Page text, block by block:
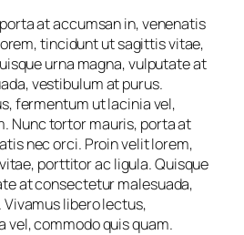
at accumsan in, venenatis
tincidunt ut sagittis vitae,
urna magna, vulputate at
vestibulum at purus.
fermentum ut lacinia vel,
Nunc tortor mauris, porta at
nec orci. Proin velit lorem,
porttitor ac ligula. Quisque
at consectetur malesuada,
libero lectus,
commodo quis quam.